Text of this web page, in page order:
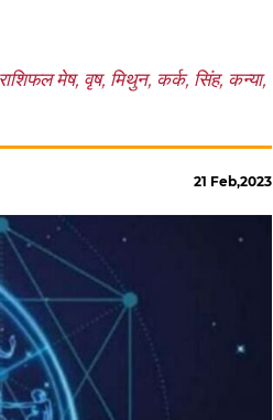
मेष, वृष, मिथुन, कर्क, सिंह, कन्या,
21 Feb,2023